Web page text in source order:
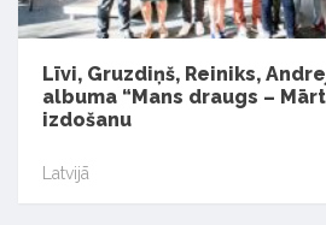
Līvi, Gruzdiņš, Reiniks,
albuma “Mans draugs –
izdošanu
Latvijā